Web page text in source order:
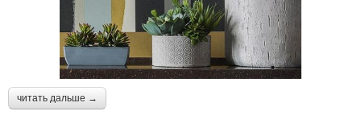
читать дальше →